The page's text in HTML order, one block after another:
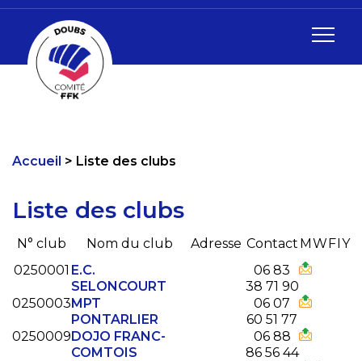
Accueil Liste des clubs
Liste des clubs
N° club Nom du club Adresse Contact MWFIY
0250001 E.C.
SELONCOURT
06 83
38 71 90
0250003MPT
PONTARLIER
06 07
60 51 77
0250009DOJO FRANC-
COMTOIS
06 88
86 56 44